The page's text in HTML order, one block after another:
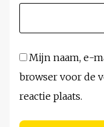
Mijn naam, e-
browser voor de
reactie plaats.